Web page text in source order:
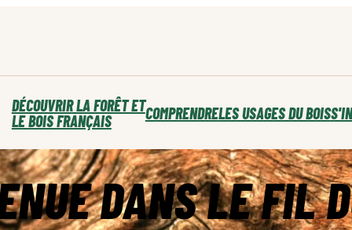
DÉCOUVRIR LA FORÊT ET
LE BOIS FRANÇAIS
COMPRENDRELES USAGES DU BOIS
DANS LE FIL